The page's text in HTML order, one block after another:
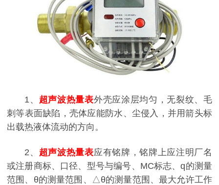
1、 超声波热量表外壳应涂层均匀，无裂纹、毛
刺等表面缺陷，壳体应能防水、尘侵入，并用箭头标
出载热液体流动的方向。
2、 超声波热量表应有铭牌，铭牌上应注明厂名
或注册商标、口径、型号与编号、MC标志、q的测量
范围、θ的测量范围、△θ的测量范围、最大允许工作